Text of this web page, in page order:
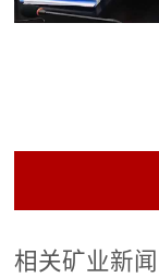
相关矿业新闻